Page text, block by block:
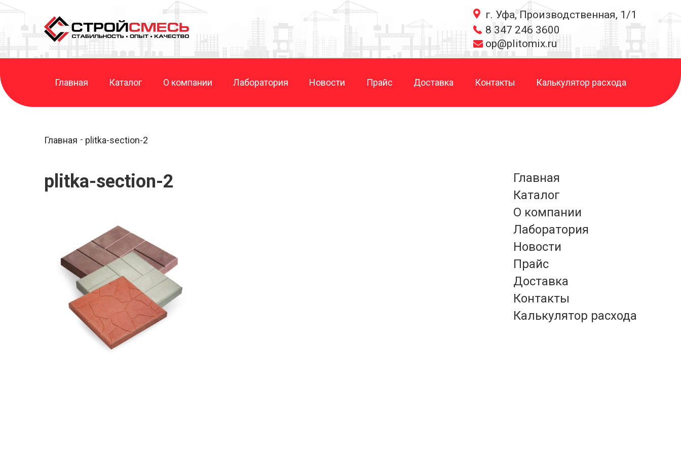
г. Уфа, Производственная, 1/1
8 347 246 3600
op@plitomix.ru
Главная Каталог О компании Лаборатория Новости Прайс Доставка Контакты Калькулятор расхода
Главная plitka-section-2
plitka-section-2
Главная
Каталог
О компании
Лаборатория
Новости
Прайс
Доставка
Контакты
Калькулятор расхода